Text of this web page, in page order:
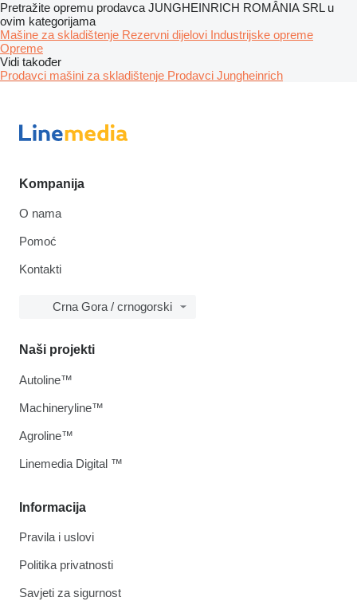
Pretražite opremu prodavca JUNGHEINRICH ROMÂNIA SRL u
ovim kategorijama
Mašine za skladištenje Rezervni dijelovi Industrijske opreme
Opreme
Vidi također
Prodavci mašini za skladištenje Prodavci Jungheinrich
Kompanija
O nama
Pomoć
Kontakti
Crna Gora / crnogorski
Informacija
Pravila i uslovi
Politika privatnosti
Savjeti za sigurnost
Naši projekti
Autoline™
Machineryline™
Agroline™
Linemedia Digital ™